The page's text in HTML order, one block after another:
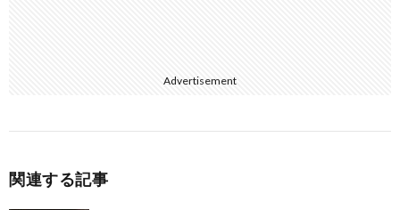
Advertisement
関連する記事